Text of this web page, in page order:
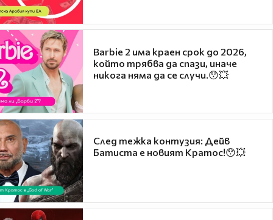
Barbie 2 има краен срок до 2026,
който трябва да спази, иначе
никога няма да се случи.😯💥
След тежка контузия: Дейв
Батиста е новият Кратос!😯💥